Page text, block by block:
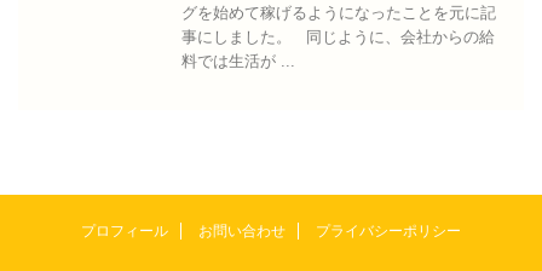
グを始めて稼げるようになったことを元に記
事にしました。 同じように、会社からの給
料では生活が ...
プロフィール お問い合わせ プライバシーポリシー